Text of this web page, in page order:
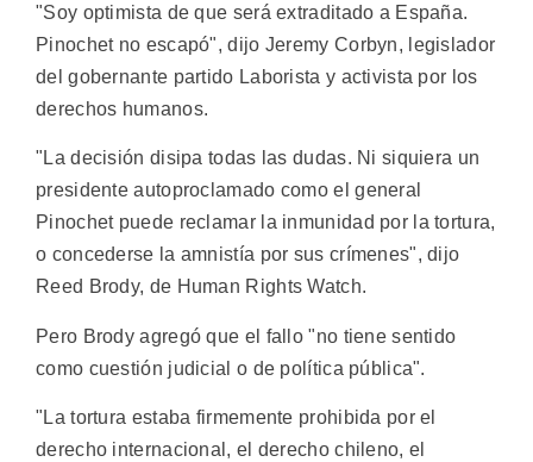
"Soy optimista de que será extraditado a España.
Pinochet no escapó", dijo Jeremy Corbyn, legislador
del gobernante partido Laborista y activista por los
derechos humanos.
"La decisión disipa todas las dudas. Ni siquiera un
presidente autoproclamado como el general
Pinochet puede reclamar la inmunidad por la tortura,
o concederse la amnistía por sus crímenes", dijo
Reed Brody, de Human Rights Watch.
Pero Brody agregó que el fallo "no tiene sentido
como cuestión judicial o de política pública".
"La tortura estaba firmemente prohibida por el
derecho internacional, el derecho chileno, el